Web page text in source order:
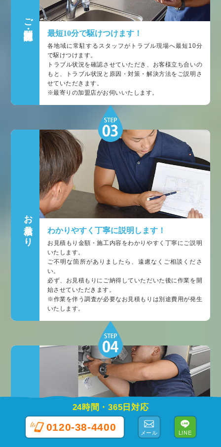
24時間・365日対応
0120-38-4400
メール LINE
ご訪問・状況確認
最短10分で駆けつけます！
各地域に常駐するスタッフがトラブル現場へ最短10分
で駆けつけます。
トラブル状況を確認させていただき、お客様立ち合いの
もと、トラブル状況と原因・対策・解決方法をご説明さ
せていただきます。
※最寄りの加盟店がお伺いいたします。
お見積もり わかりやすく丁寧に説明します！
お見積もり金額・施工内容をわかりやすく丁寧にご説明
いたします。
ご不明な箇所がありましたら、遠慮なくご相談くださ
い。
必ず、お見積もりにご納得していただいた後に作業を開
始させていただきます。
※作業を伴う調査が必要なお見積もりは別途費用が発生
いたします。
トラブルを解決